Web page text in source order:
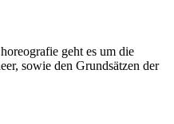
geht es um die
sowie den Grundsätzen der